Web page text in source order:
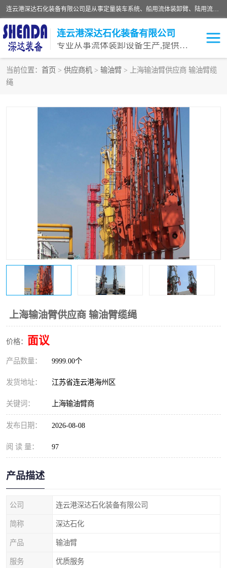
连云港深达石化装备有限公司是从事定量装车系统、船用流体装卸臂、陆用流体装卸臂（鹤管）、活动梯、钢构平台等全系列流体装卸设备的设计、制造、销售以及服务的专业供应商。公司始终以客户为中心，密切跟踪国内外油气储运及装卸设备先进技术的发展，以先进的技术、优质的产品、一流的服务，满足客户需求。
连云港深达石化装备有限公司
专业从事流体装卸设备生产,提供全面解决方案，生产与定制服务
当前位置： 首页 > 供应商机 > 输油臂 > 上海输油臂供应商 输油臂缆
绳
上海输油臂供应商 输油臂缆绳
价格： 面议
产品数量： 9999.00个
发货地址： 江苏省连云港海州区
关键词： 上海输油臂商
发布日期： 2026-08-08
阅 读 量： 97
产品描述
公司 连云港深达石化装备有限公司
简称 深达石化
产品 输油臂
服务 优质服务
LNG鹤管
潜油泵鹤管
输油臂
汽车鹤管